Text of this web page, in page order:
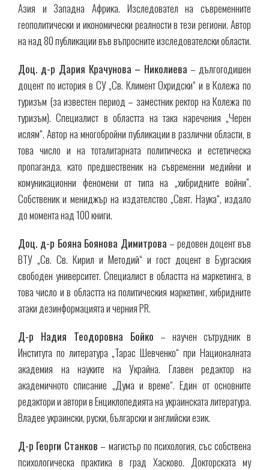
Азия и Западна Африка. Изследовател на съвременните
геополитически и икономически реалности в тези региони. Автор
на над 80 публикации във въпросните изследователски области.
Доц. д-р Дария Крачунова – Николиева – дългогодишен
доцент по история в СУ „Св. Климент Охридски“ и в Колежа по
туризъм (за известен период – заместник ректор на Колежа по
туризъм). Специалист в областта на така наречения „Черен
ислям“. Автор на многобройни публикации в различни области, в
това число и на тоталитарната политическа и естетическа
пропаганда, като предшественик на съвременни медийни и
комуникационни феномени от типа на „хибридните войни”.
Собственик и мениджър на издателство „Свят. Наука“, издало
до момента над 100 книги.
Доц. д-р Бояна Боянова Димитрова – редовен доцент във
ВТУ „Св. Св. Кирил и Методий“ и гост доцент в Бургаския
свободен университет. Специалист в областта на маркетинга, в
това число и в областта на политическия маркетинг, хибридните
атаки дезинформацията и черния PR.
Д-р Надия Теодоровна Бойко – научен сътрудник в
Института по литература „Тарас Шевченко“ при Националната
академия на науките на Украйна. Главен редактор на
академичното списание „Дума и време“. Един от основните
редактори и автори в Енциклопедията на украинската литература.
Владее украински, руски, български и английски език.
Д-р Георги Станков – магистър по психология, със собствена
психологическа практика в град Хасково. Докторската му